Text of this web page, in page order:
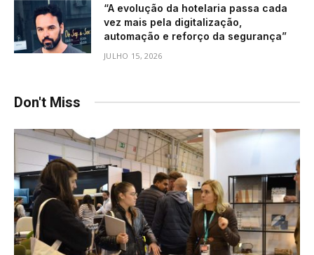
“A evolução da hotelaria passa cada
vez mais pela digitalização,
automação e reforço da segurança”
JULHO 15, 2026
Don't Miss